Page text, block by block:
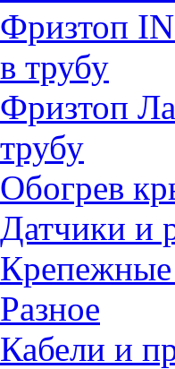
Фризтоп
в трубу
Фризтоп
трубу
Обогрев
Датчики и
Крепежные
Разное
Кабели и